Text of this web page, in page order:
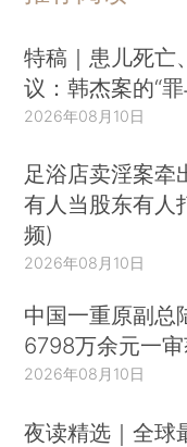
特稿｜患儿死亡
议：韩杰案的“
2026年08月10日
足浴店卖淫案牵
有人当股东有人
频)
2026年08月10日
中国一重原副总
6798万余元一
2026年08月10日
夜读精选｜全球